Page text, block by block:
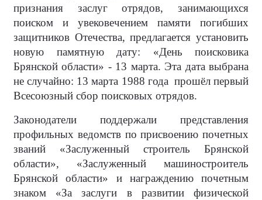
признания заслуг отрядов, занимающихся
поиском и увековечением памяти погибших
защитников Отечества, предлагается установить
новую памятную дату: «День поисковика
Брянской области» - 13 марта. Эта дата выбрана
не случайно: 13 марта 1988 года прошёл первый
Всесоюзный сбор поисковых отрядов.
Законодатели поддержали представления
профильных ведомств по присвоению почетных
званий «Заслуженный строитель Брянской
области», «Заслуженный машиностроитель
Брянской области» и награждению почетным
знаком «За заслуги в развитии физической